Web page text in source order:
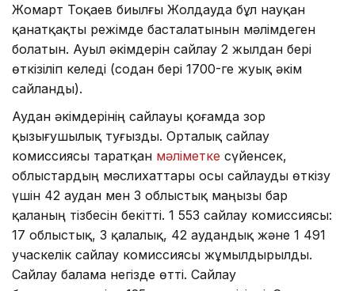
Жомарт Тоқаев биылғы Жолдауда бұл науқан
қанатқақты режімде басталатынын мәлімдеген
болатын. Ауыл әкімдерін сайлау 2 жылдан бері
өткізіліп келеді (содан бері 1700-ге жуық әкім
сайланды).
Аудан әкімдерінің сайлауы қоғамда зор
қызығушылық туғызды. Орталық сайлау
комиссиясы таратқан мәліметке сүйенсек,
облыстардың мәслихаттары осы сайлауды өткізу
үшін 42 аудан мен 3 облыстық маңызы бар
қаланың тізбесін бекітті. 1 553 сайлау комиссиясы:
17 облыстық, 3 қалалық, 42 аудандық және 1 491
учаскелік сайлау комиссиясы жұмылдырылды.
Сайлау балама негізде өтті. Сайлау